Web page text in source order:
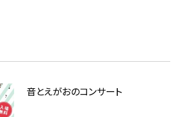
音とえがおのコンサート